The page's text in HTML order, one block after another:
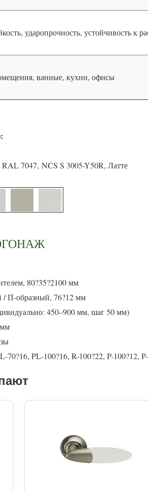
ударопрочность, устойчивость к
ванные, кухни, офисы
7047, NCS S 3005-Y50R, Латте
80?35?2100 мм
П-образный, 76?12 мм
450–900 мм, шаг 50 мм)
PL-100?16, R-100?22, P-100?12,